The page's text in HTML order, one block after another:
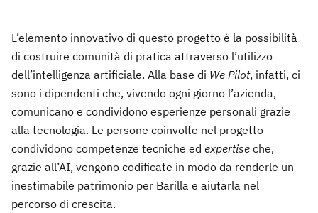
L’elemento innovativo di questo progetto è la possibilità
di costruire comunità di pratica attraverso l’utilizzo
dell’intelligenza artificiale. Alla base di We Pilot, infatti, ci
sono i dipendenti che, vivendo ogni giorno l’azienda,
comunicano e condividono esperienze personali grazie
alla tecnologia. Le persone coinvolte nel progetto
condividono competenze tecniche ed expertise che,
grazie all’AI, vengono codificate in modo da renderle un
inestimabile patrimonio per Barilla e aiutarla nel
percorso di crescita.